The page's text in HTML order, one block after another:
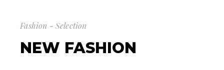
Fashion - Selection
NEW FASHION